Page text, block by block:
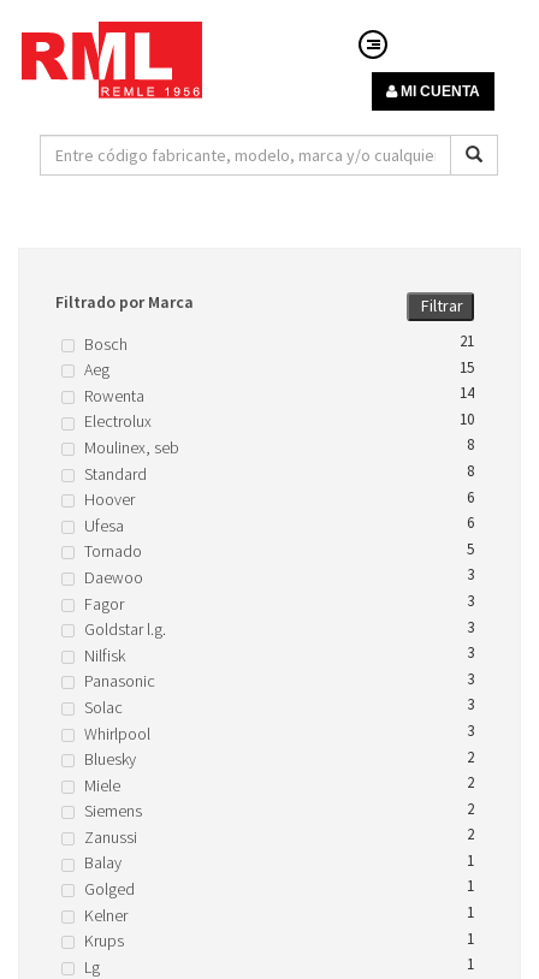
MI CUENTA
Filtrar
Filtrado por Marca
Bosch
21
Aeg 15
Rowenta 14
Electrolux 10
Moulinex, seb 8
Standard 8
Hoover 6
Ufesa 6
Tornado 5
Daewoo 3
Fagor 3
Goldstar l.g. 3
Nilfisk 3
Panasonic 3
Solac 3
Whirlpool 3
Bluesky 2
Miele 2
Siemens 2
Zanussi 2
Balay 1
Golged 1
Kelner 1
Krups 1
Lg 1